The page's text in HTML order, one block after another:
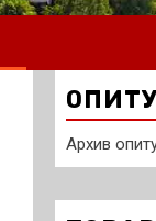
Архив